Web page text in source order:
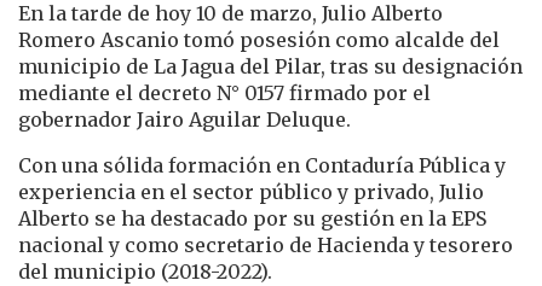
En la tarde de hoy 10 de marzo, Julio Alberto
Romero Ascanio tomó posesión como alcalde del
municipio de La Jagua del Pilar, tras su designación
mediante el decreto N° 0157 firmado por el
gobernador Jairo Aguilar Deluque.
Con una sólida formación en Contaduría Pública y
experiencia en el sector público y privado, Julio
Alberto se ha destacado por su gestión en la EPS
nacional y como secretario de Hacienda y tesorero
del municipio (2018-2022).